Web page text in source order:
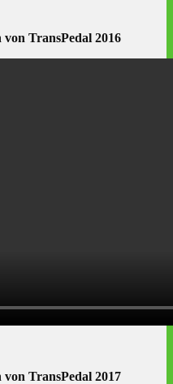
TransPedal 2016
TransPedal 2017